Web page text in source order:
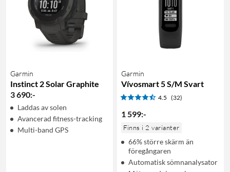
Garmin
Instinct 2 Solar Graphite
3 690:-
Laddas av solen
Avancerad fitness-tracking
Multi-band GPS
Garmin
Vívosmart 5 S/M Svart
4.5 (32)
1 599:-
Finns i 2 varianter
66% större skärm än
föregångaren
Automatisk sömnanalysator